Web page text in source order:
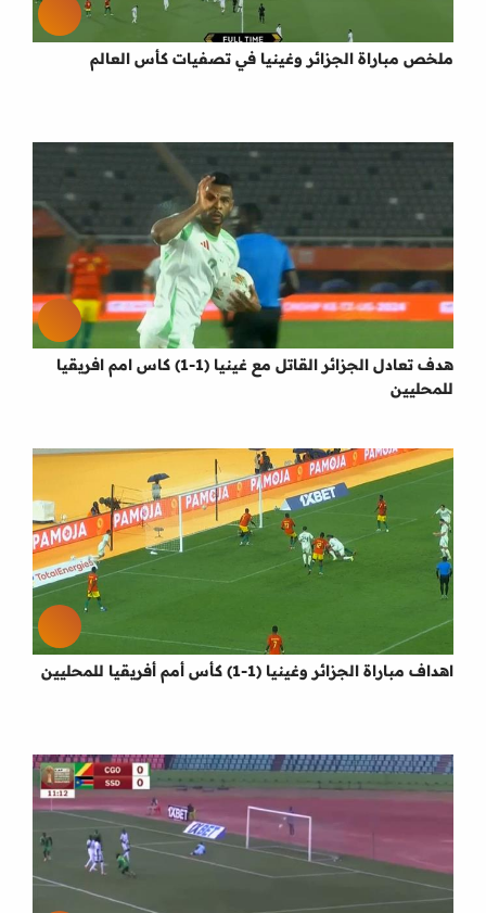
ملخص مباراة الجزائر وغينيا في تصفيات كأس العالم
هدف تعادل الجزائر القاتل مع غينيا (1-1) كاس امم افريقيا
للمحليين
اهداف مباراة الجزائر وغينيا (1-1) كأس أمم أفريقيا للمحليين